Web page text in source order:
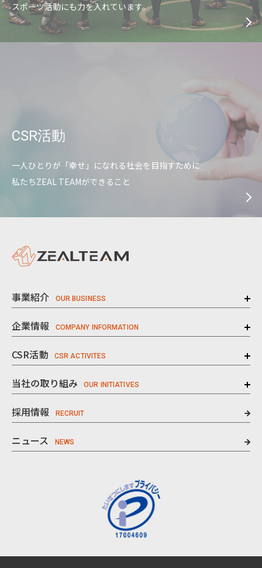
スポーツ活動にも力を入れています。
CSR活動
一人ひとりが「幸せ」になれる社会を目指すために
私たちZEAL TEAMができること
事業紹介
企業情報
CSR活動
当社の取り組み
採用情報
ニュース